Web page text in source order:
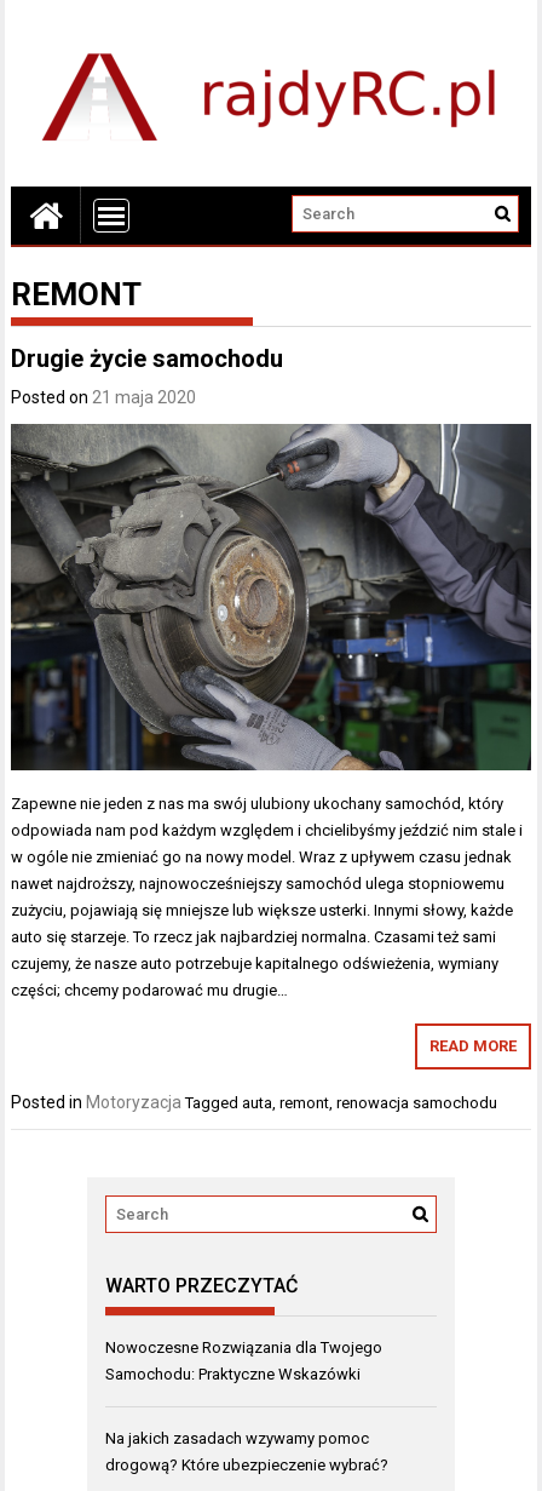
REMONT
Drugie życie samochodu
Posted on 21 maja 2020
Zapewne nie jeden z nas ma swój ulubiony ukochany samochód, który
odpowiada nam pod każdym względem i chcielibyśmy jeździć nim stale i
w ogóle nie zmieniać go na nowy model. Wraz z upływem czasu jednak
nawet najdroższy, najnowocześniejszy samochód ulega stopniowemu
zużyciu, pojawiają się mniejsze lub większe usterki. Innymi słowy, każde
auto się starzeje. To rzecz jak najbardziej normalna. Czasami też sami
czujemy, że nasze auto potrzebuje kapitalnego odświeżenia, wymiany
części; chcemy podarować mu drugie…
READ MORE
Posted in Motoryzacja Taggedauta ,remont ,renowacja samochodu
WARTO PRZECZYTAĆ
Nowoczesne Rozwiązania dla Twojego
Samochodu: Praktyczne Wskazówki
Na jakich zasadach wzywamy pomoc
drogową? Które ubezpieczenie wybrać?